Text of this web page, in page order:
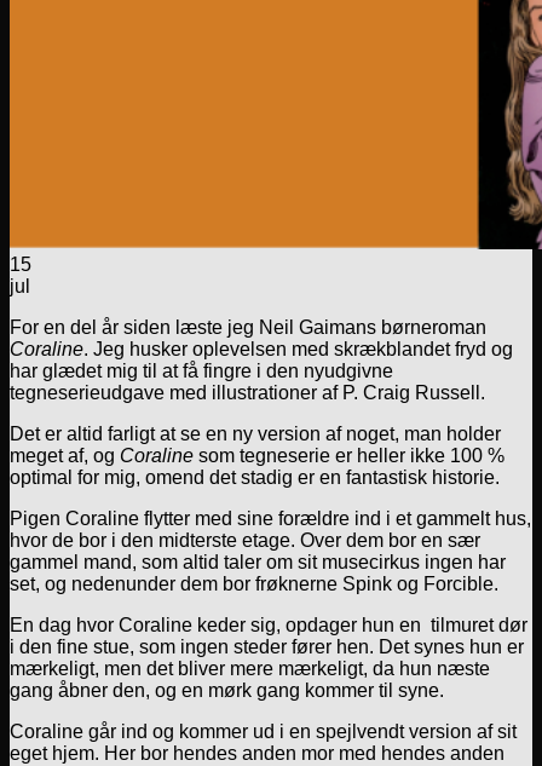
15
jul
For en del år siden læste jeg Neil Gaimans børneroman
Coraline. Jeg husker oplevelsen med skrækblandet fryd og
har glædet mig til at få fingre i den nyudgivne
tegneserieudgave med illustrationer af P. Craig Russell.
Det er altid farligt at se en ny version af noget, man holder
meget af, og Coraline som tegneserie er heller ikke 100 %
optimal for mig, omend det stadig er en fantastisk historie.
Pigen Coraline flytter med sine forældre ind i et gammelt hus,
hvor de bor i den midterste etage. Over dem bor en sær
gammel mand, som altid taler om sit musecirkus ingen har
set, og nedenunder dem bor frøknerne Spink og Forcible.
En dag hvor Coraline keder sig, opdager hun en tilmuret dør
i den fine stue, som ingen steder fører hen. Det synes hun er
mærkeligt, men det bliver mere mærkeligt, da hun næste
gang åbner den, og en mørk gang kommer til syne.
Coraline går ind og kommer ud i en spejlvendt version af sit
eget hjem. Her bor hendes anden mor med hendes anden